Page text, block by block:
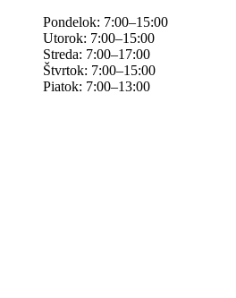
Pondelok: 7:00–15:00
Utorok: 7:00–15:00
Streda: 7:00–17:00
Štvrtok: 7:00–15:00
Piatok: 7:00–13:00